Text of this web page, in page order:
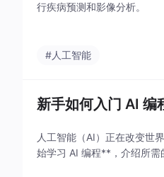
行疾病预测和影像分析。
#人工智能
新手如何入门 AI
人工智能（AI）正在改变世
始学习 AI 编程**，介绍所需